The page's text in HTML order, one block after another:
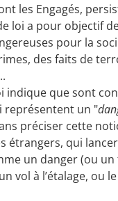
les Engagés,
loi a pour objectif
pour la
des faits de
indique que sont
représentent un "
préciser cette
étrangers, qui
un danger (ou
vol à l’étalage, ou